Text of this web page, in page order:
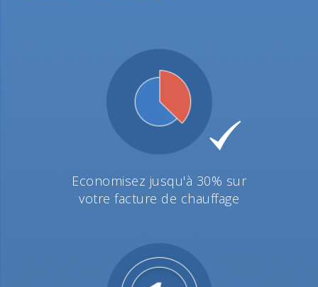
Economisez jusqu'à 30% sur
votre facture de chauffage